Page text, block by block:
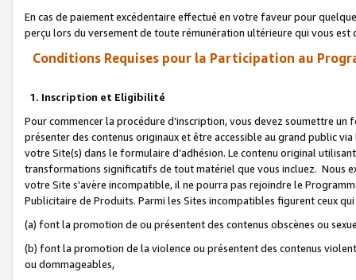
En cas de paiement excédentaire effectué en votre faveur pour
perçu lors du versement de toute rémunération ultérieure qui vous est
Conditions Requises pour la Participation au
1. Inscription et Eligibilité
Pour commencer la procédure d’inscription, vous devez soumettre
présenter des contenus originaux et être accessible au grand public
votre Site(s) dans le formulaire d’adhésion. Le contenu original
transformations significatifs de tout matériel que vous incluez. Nous
votre Site s'avère incompatible, il ne pourra pas rejoindre le
Publicitaire de Produits. Parmi les Sites incompatibles figurent ceux
(a) font la promotion de ou présentent des contenus obscènes ou
(b) font la promotion de la violence ou présentent des contenus
ou dommageables,